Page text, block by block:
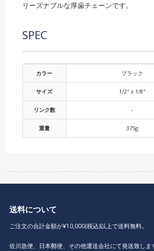
リーズナブルな厚歯チェーンです。
SPEC
カラー ブラック
サイズ 1/2" x 1/8"
リンク数 -
重量 375g
送料について
ご注文の合計金額が¥10,000(税込)以上で送料無料。
佐川急便、日本郵便、その他運送会社にて発送致しま